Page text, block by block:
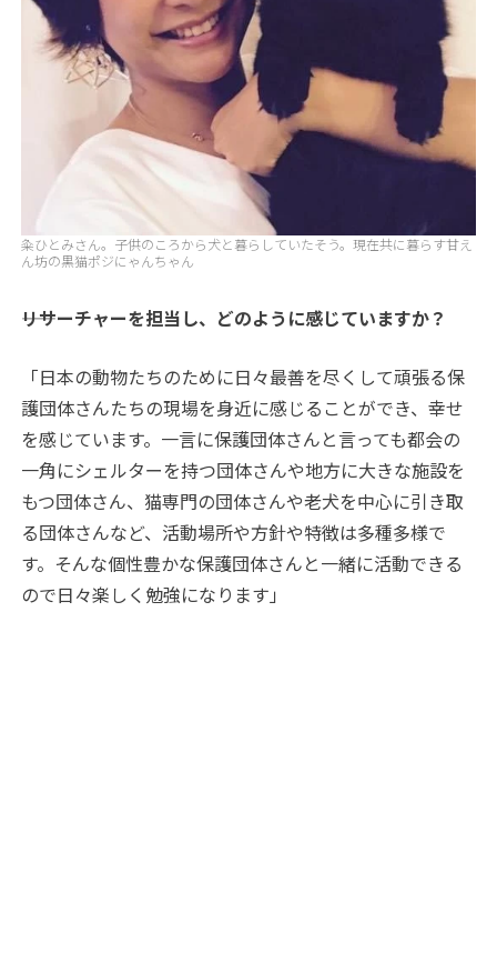
粂ひとみさん。子供のころから犬と暮らしていたそう。現在共に暮らす甘え
ん坊の黒猫ポジにゃんちゃん
――リサーチャーを担当し、どのように感じていますか？
「日本の動物たちのために日々最善を尽くして頑張る保
護団体さんたちの現場を身近に感じることができ、幸せ
を感じています。一言に保護団体さんと言っても都会の
一角にシェルターを持つ団体さんや地方に大きな施設を
もつ団体さん、猫専門の団体さんや老犬を中心に引き取
る団体さんなど、活動場所や方針や特徴は多種多様で
す。そんな個性豊かな保護団体さんと一緒に活動できる
ので日々楽しく勉強になります」